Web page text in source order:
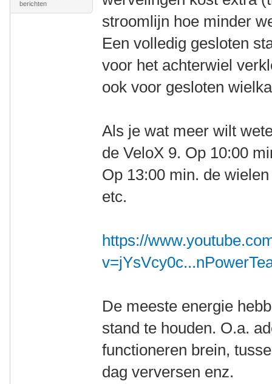
berichten
stroomlijn hoe minder
Een volledig gesloten
voor het achterwiel
ook voor gesloten
Als je wat meer wilt
de VeloX 9. Op 10:00
Op 13:00 min. de
etc.
https://
De meeste energie
stand te houden. O.a.
functioneren brein,
dag verversen enz.